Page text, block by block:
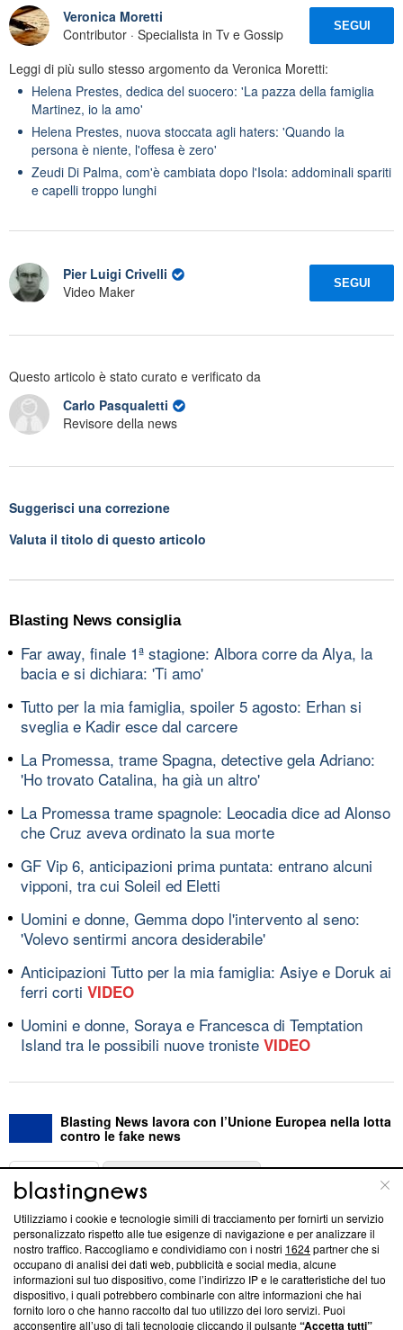
Veronica Moretti
Contributor · Specialista in Tv e Gossip
SEGUI
Leggi di più sullo stesso argomento da Veronica Moretti:
Helena Prestes, dedica del suocero: 'La pazza della famiglia
Martinez, io la amo'
Helena Prestes, nuova stoccata agli haters: 'Quando la
persona è niente, l'offesa è zero'
Zeudi Di Palma, com'è cambiata dopo l'Isola: addominali spariti
e capelli troppo lunghi
Pier Luigi Crivelli
Video Maker
SEGUI
Questo articolo è stato curato e verificato da
Carlo Pasqualetti
Revisore della news
Suggerisci una correzione
Valuta il titolo di questo articolo
Blasting News consiglia
Far away, finale 1ª stagione: Albora corre da Alya, la
bacia e si dichiara: 'Ti amo'
Tutto per la mia famiglia, spoiler 5 agosto: Erhan si
sveglia e Kadir esce dal carcere
La Promessa, trame Spagna, detective gela Adriano:
'Ho trovato Catalina, ha già un altro'
La Promessa trame spagnole: Leocadia dice ad Alonso
che Cruz aveva ordinato la sua morte
GF Vip 6, anticipazioni prima puntata: entrano alcuni
vipponi, tra cui Soleil ed Eletti
Uomini e donne, Gemma dopo l'intervento al seno:
'Volevo sentirmi ancora desiderabile'
Anticipazioni Tutto per la mia famiglia: Asiye e Doruk ai
ferri corti VIDEO
Uomini e donne, Soraya e Francesca di Temptation
Island tra le possibili nuove troniste VIDEO
Blasting News lavora con l’Unione Europea nella lotta
contro le fake news
ABOUT
Questa sezione offre informazioni trasparenti su Blasting
News, sui nostri processi editoriali e su come ci impegniamo a
creare news di qualità. Inoltre, afferma la nostra aderenza a
‘Trust Project - News with Integrity’Blasting News non è
ancora membro del programma, ma ha richiesto di farne
parte; Trust Project non ha ancora effettuato una verifica di
Utilizziamo i cookie e tecnologie simili di tracciamento per fornirti un servizio
personalizzato rispetto alle tue esigenze di navigazione e per analizzare il
nostro traffico. Raccogliamo e condividiamo con i nostri 1624partner che si
occupano di analisi dei dati web, pubblicità e social media, alcune
informazioni sul tuo dispositivo, come l’indirizzo IP e le caratteristiche del tuo
dispositivo, i quali potrebbero combinarle con altre informazioni che hai
fornito loro o che hanno raccolto dal tuo utilizzo dei loro servizi. Puoi
acconsentire all’uso di tali tecnologie cliccando il pulsante“Accetta tutti”